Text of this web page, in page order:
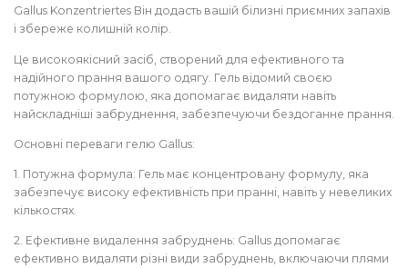
Gallus Konzentriertes Він додасть вашій білизні приємних запахів
і збереже колишній колір.
Це високоякісний засіб, створений для ефективного та
надійного прання вашого одягу. Гель відомий своєю
потужною формулою, яка допомагає видаляти навіть
найскладніші забруднення, забезпечуючи бездоганне прання.
Основні переваги гелю Gallus:
1. Потужна формула: Гель має концентровану формулу, яка
забезпечує високу ефективність при пранні, навіть у невеликих
кількостях.
2. Ефективне видалення забруднень: Gallus допомагає
ефективно видаляти різні види забруднень, включаючи плями